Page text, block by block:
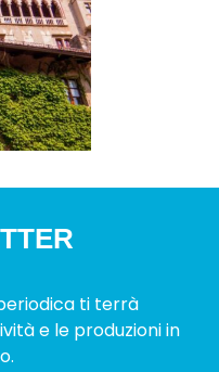
ti terrà
e le produzioni in